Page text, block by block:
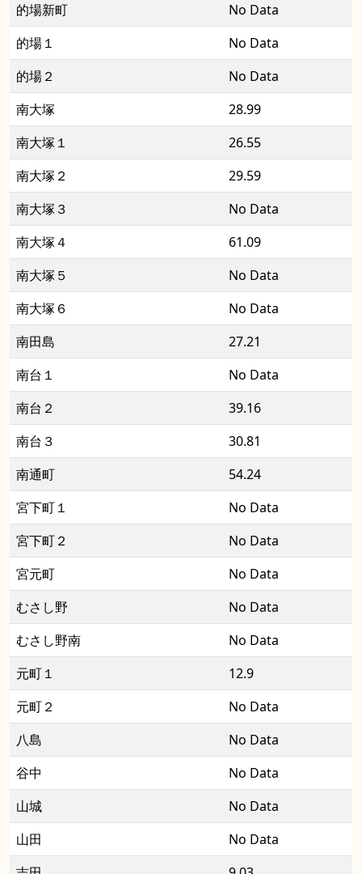
的場新町
No Data
的場１
No Data
的場２
No Data
南大塚
28.99
南大塚１
26.55
南大塚２
29.59
南大塚３
No Data
南大塚４
61.09
南大塚５
No Data
南大塚６
No Data
南田島
27.21
南台１
No Data
南台２
39.16
南台３
30.81
南通町
54.24
宮下町１
No Data
宮下町２
No Data
宮元町
No Data
むさし野
No Data
むさし野南
No Data
元町１
12.9
元町２
No Data
八島
No Data
谷中
No Data
山城
No Data
山田
No Data